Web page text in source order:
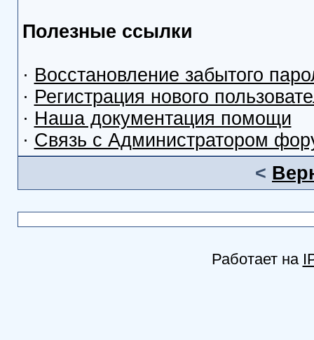
Полезные ссылки
· Восстановление забытого
· Регистрация нового
· Наша документация помощи
· Связь с Администратором
<
Работает на